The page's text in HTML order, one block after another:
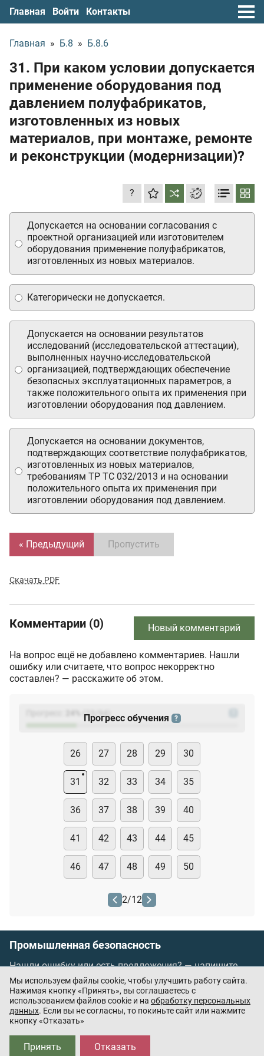
Главная Войти Контакты
Главная » Б.8 » Б.8.6
31. При каком условии допускается
применение оборудования под
давлением полуфабрикатов,
изготовленных из новых
материалов, при монтаже, ремонте
и реконструкции (модернизации)?
?
Допускается на основании результатов
исследований (исследовательской аттестации),
выполненных научно-исследовательской
организацией, подтверждающих обеспечение
безопасных эксплуатационных параметров, а
также положительного опыта их применения при
изготовлении оборудования под давлением.
Допускается на основании согласования с
проектной организацией или изготовителем
оборудования применение полуфабрикатов,
изготовленных из новых материалов.
Допускается на основании документов,
подтверждающих соответствие полуфабрикатов,
изготовленных из новых материалов,
требованиям ТР ТС 032/2013 и на основании
положительного опыта их применения при
изготовлении оборудования под давлением.
Категорически не допускается.
« Предыдущий Пропустить
Скачать PDF
Комментарии (0) Новый комментарий
На вопрос ещё не добавлено комментариев. Нашли
ошибку или считаете, что вопрос некорректно
составлен? — расскажите об этом.
(23
Прогресс обучения ?
26 27 28 29 30
31 32 33 34 35
36 37 38 39 40
41 42 43 44 45
46 47 48 49 50
2/12
Промышленная безопасность
Нашли ошибку или есть предложения? —напишите
нам
Порядок проведения оплаты по банковским
картам/Цены/Оферта
Приложения партнёров:
Мы используем файлы cookie, чтобы улучшить работу сайта.
Нажимая кнопку «Принять», вы соглашаетесь с
использованием файлов cookie и на обработку персональных
данных. Если вы не согласны, то покиньте сайт или нажмите
кнопку «Отказать»
Отказать
Принять